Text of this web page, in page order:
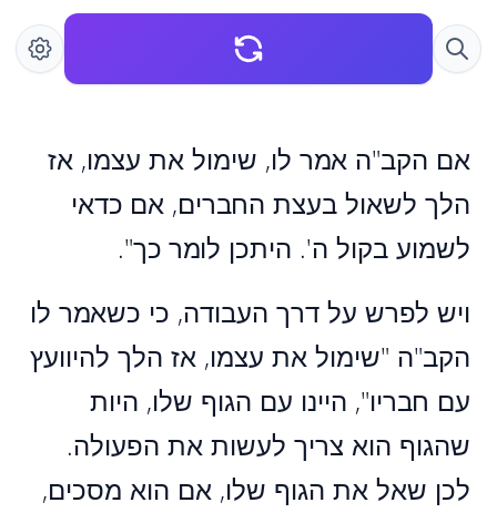
אם הקב"ה אמר לו, שימול את עצמו, אז
הלך לשאול בעצת החברים, אם כדאי
לשמוע בקול ה'. היתכן לומר כך".
ויש לפרש על דרך העבודה, כי כשאמר לו
הקב"ה "שימול את עצמו, אז הלך להיוועץ
עם חבריו", היינו עם הגוף שלו, היות
שהגוף הוא צריך לעשות את הפעולה.
לכן שאל את הגוף שלו, אם הוא מסכים,